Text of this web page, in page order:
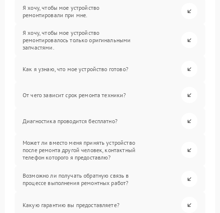
Я хочу, чтобы мое устройство
ремонтировали при мне.
Я хочу, чтобы мое устройство
ремонтировалось только оригинальными
запчастями.
Как я узнаю, что мое устройство готово?
От чего зависит срок ремонта техники?
Диагностика проводится бесплатно?
Может ли вместо меня принять устройство
после ремонта другой человек, контактный
телефон которого я предоставлю?
Возможно ли получать обратную связь в
процессе выполнения ремонтных работ?
Какую гарантию вы предоставляете?